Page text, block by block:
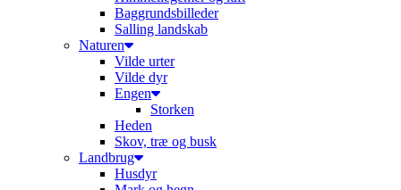
Baggrundsbilleder
Salling landskab
Naturen
Vilde urter
Vilde dyr
Engen
Storken
Heden
Skov, træ og busk
Landbrug
Husdyr